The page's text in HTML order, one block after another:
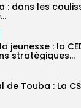
: dans les
jeunesse : la
stratégiques...
de Touba : La